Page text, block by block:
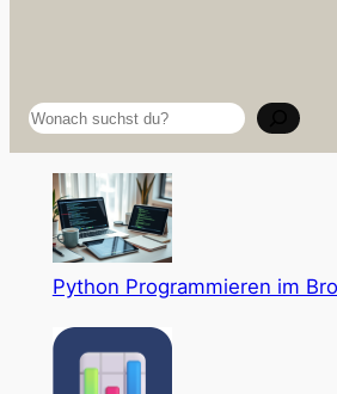
Suchen
Python Programmieren im